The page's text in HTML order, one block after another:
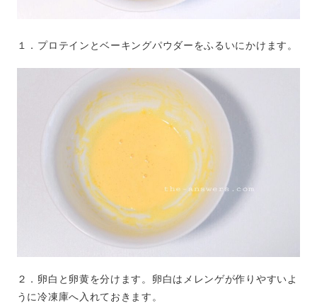
１．プロテインとベーキングパウダーをふるいにかけます。
２．卵白と卵黄を分けます。卵白はメレンゲが作りやすいよ
うに冷凍庫へ入れておきます。